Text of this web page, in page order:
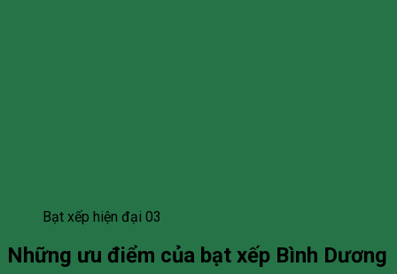
Bạt xếp hiện đại 03
Những ưu điểm của bạt xếp Bình Dương